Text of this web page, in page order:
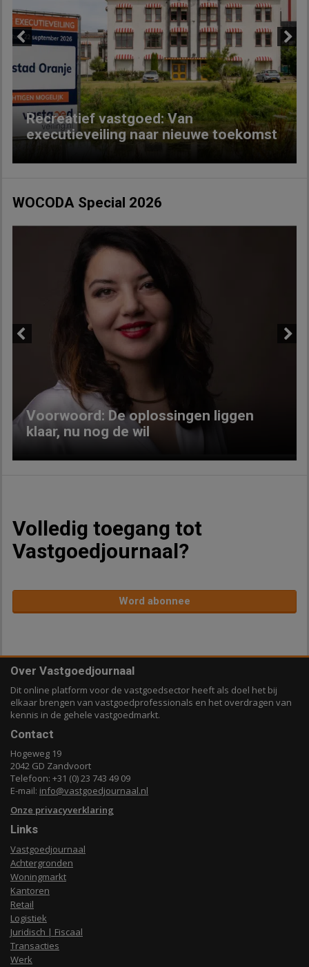
Recreatief vastgoed: Van
executieveiling naar nieuwe toekomst
Next
WOCODA Special 2026
Voorwoord: De oplossingen liggen
klaar, nu nog de wil
Volledig toegang tot
Vastgoedjournaal?
Word abonnee
Over Vastgoedjournaal
Dit online platform voor de vastgoedsector heeft als doel het bij
elkaar brengen van vastgoedprofessionals en het overdragen van
kennis in de gehele vastgoedmarkt.
Contact
Hogeweg 19
2042 GD Zandvoort
Telefoon: +31 (0) 23 743 49 09
E-mail: info@vastgoedjournaal.nl
Onze privacyverklaring
Links
Vastgoedjournaal
Achtergronden
Woningmarkt
Kantoren
Retail
Logistiek
Juridisch | Fiscaal
Transacties
Werk